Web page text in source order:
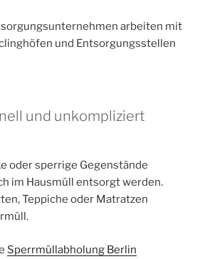
arbeiten mit
und Entsorgungsstellen
und unkompliziert
oder sperrige Gegenstände
im Hausmüll entsorgt werden.
Teppiche oder Matratzen
Sperrmüllabholung Berlin